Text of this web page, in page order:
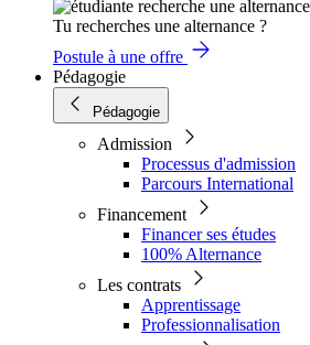
Tu recherches une alternance ?
Postule à une offre
Pédagogie
Pédagogie
Admission
Processus d'admission
Parcours International
Financement
Financer ses études
100% Alternance
Les contrats
Apprentissage
Professionnalisation